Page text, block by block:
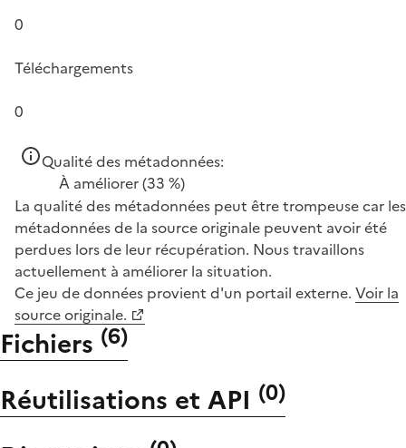
0
Téléchargements
0
Qualité des métadonnées:
À améliorer(33 %)
La qualité des métadonnées peut être trompeuse car les
métadonnées de la source originale peuvent avoir été
perdues lors de leur récupération. Nous travaillons
actuellement à améliorer la situation.
Ce jeu de données provient d'un portail externe. Voir la
source originale.
Fichiers (6)
Réutilisations et API (0)